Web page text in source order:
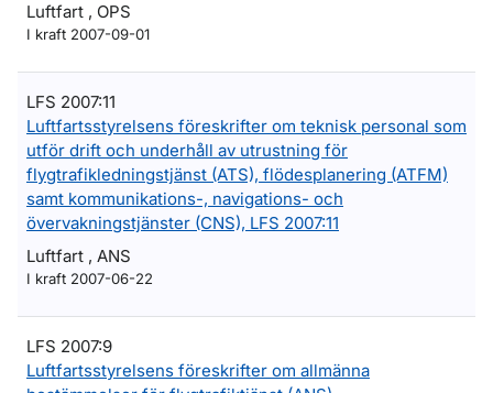
Luftfart , OPS
I kraft 2007-09-01
LFS 2007:11
Luftfartsstyrelsens föreskrifter om teknisk personal som
utför drift och underhåll av utrustning för
flygtrafikledningstjänst (ATS), flödesplanering (ATFM)
samt kommunikations-, navigations- och
övervakningstjänster (CNS), LFS 2007:11
Luftfart , ANS
I kraft 2007-06-22
LFS 2007:9
Luftfartsstyrelsens föreskrifter om allmänna